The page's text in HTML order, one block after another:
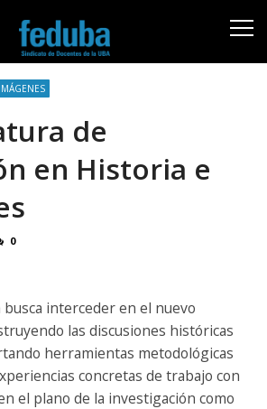
de
en Historia e
0
interceder en el nuevo
las discusiones históricas
herramientas metodológicas
concretas de trabajo con
el plano de la investigación como